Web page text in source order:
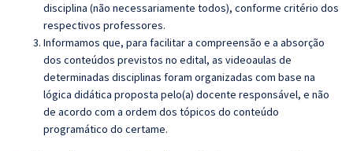
disciplina (não necessariamente todos), conforme critério dos
respectivos professores.
Informamos que, para facilitar a compreensão e a absorção
dos conteúdos previstos no edital, as videoaulas de
determinadas disciplinas foram organizadas com base na
lógica didática proposta pelo(a) docente responsável, e não
de acordo com a ordem dos tópicos do conteúdo
programático do certame.